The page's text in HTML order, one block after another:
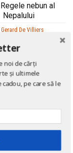
nebun al
Nepalului
Gerard De Villiers
noi de cărți
și ultimele
pe care să le